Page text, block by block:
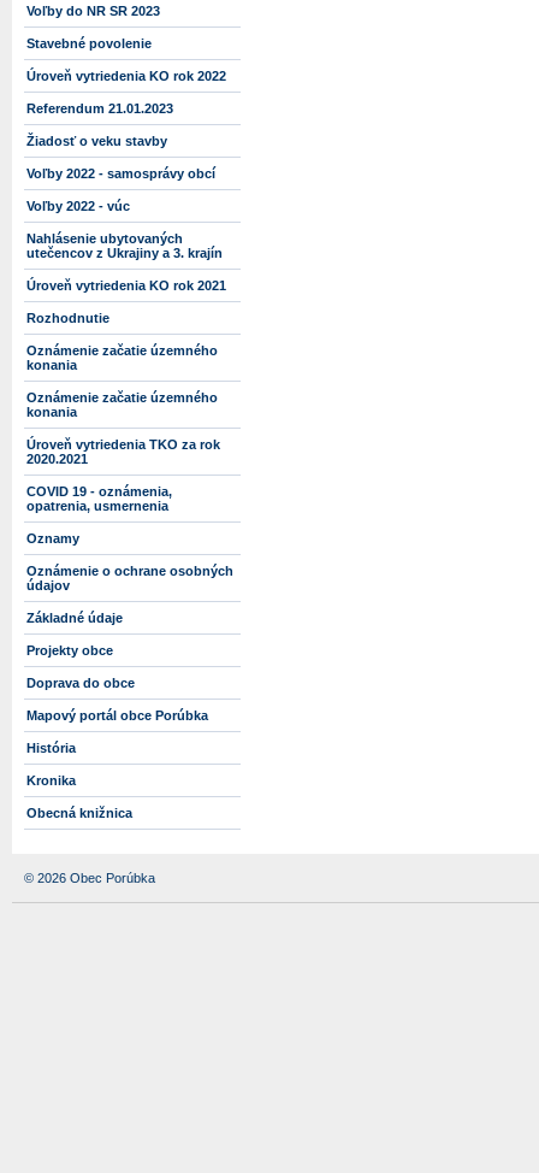
Voľby do NR SR 2023
Stavebné povolenie
Úroveň vytriedenia KO rok 2022
Referendum 21.01.2023
Žiadosť o veku stavby
Voľby 2022 - samosprávy obcí
Voľby 2022 - vúc
Nahlásenie ubytovaných
utečencov z Ukrajiny a 3. krajín
Úroveň vytriedenia KO rok 2021
Rozhodnutie
Oznámenie začatie územného
konania
Oznámenie začatie územného
konania
Úroveň vytriedenia TKO za rok
2020.2021
COVID 19 - oznámenia,
opatrenia, usmernenia
Oznamy
Oznámenie o ochrane osobných
údajov
Základné údaje
Projekty obce
Doprava do obce
Mapový portál obce Porúbka
História
Kronika
Obecná knižnica
© 2026 Obec Porúbka